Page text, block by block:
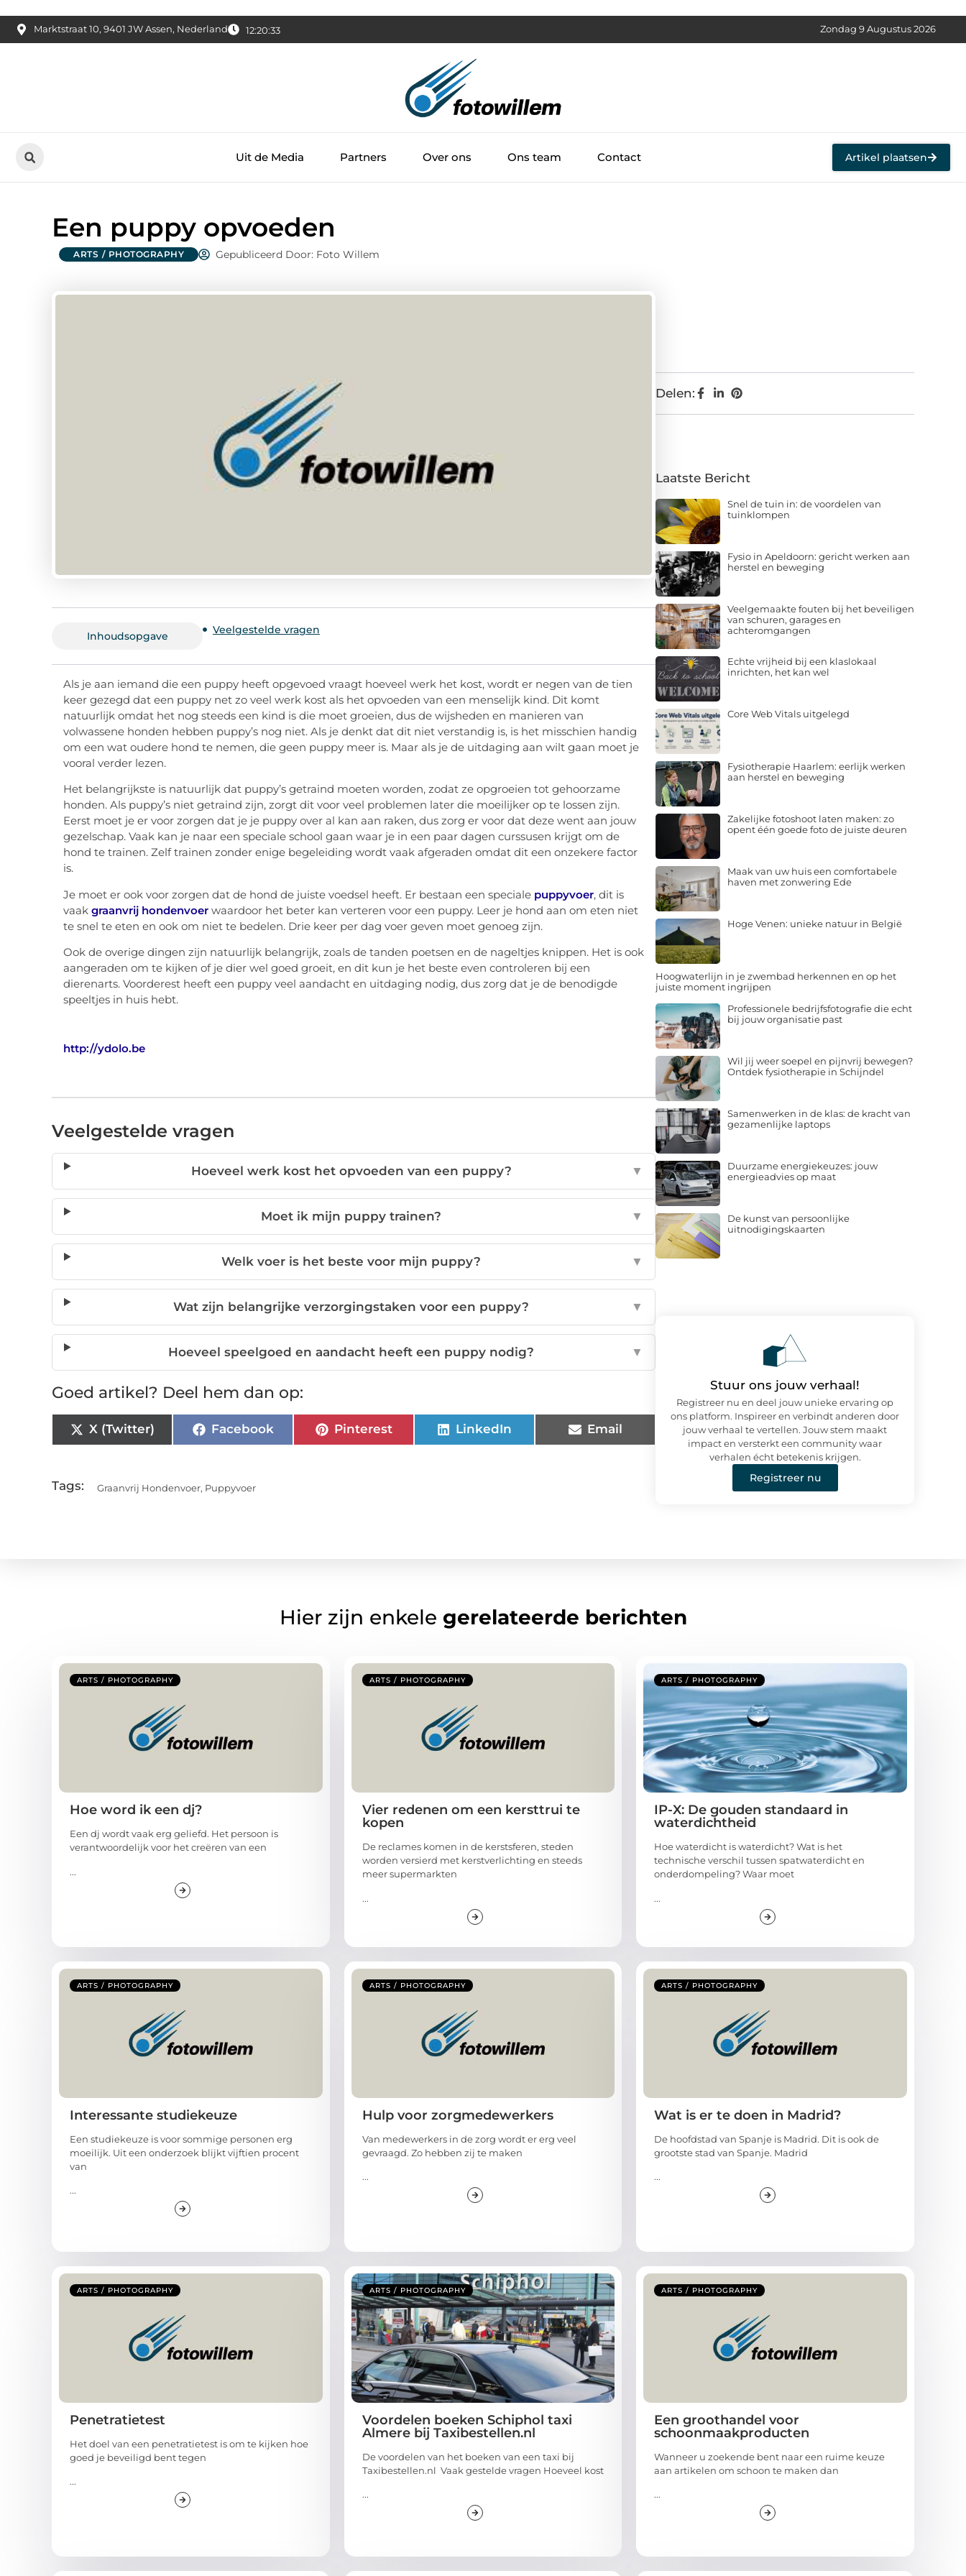
Marktstraat 10, 9401 JW Assen, Nederland 12:20:34 Zondag 9 Augustus 2026
Artikel plaatsen
Een puppy opvoeden
ARTS / PHOTOGRAPHY Gepubliceerd Door: Foto Willem
Inhoudsopgave Veelgestelde vragen
Als je aan iemand die een puppy heeft opgevoed vraagt hoeveel werk het kost, wordt er negen van de tien
keer gezegd dat een puppy net zo veel werk kost als het opvoeden van een menselijk kind. Dit komt
natuurlijk omdat het nog steeds een kind is die moet groeien, dus de wijsheden en manieren van
volwassene honden hebben puppy’s nog niet. Als je denkt dat dit niet verstandig is, is het misschien handig
om een wat oudere hond te nemen, die geen puppy meer is. Maar als je de uitdaging aan wilt gaan moet je
vooral verder lezen.
Het belangrijkste is natuurlijk dat puppy’s getraind moeten worden, zodat ze opgroeien tot gehoorzame
honden. Als puppy’s niet getraind zijn, zorgt dit voor veel problemen later die moeilijker op te lossen zijn.
Eerst moet je er voor zorgen dat je je puppy over al kan aan raken, dus zorg er voor dat deze went aan jouw
gezelschap. Vaak kan je naar een speciale school gaan waar je in een paar dagen curssusen krijgt om de
hond te trainen. Zelf trainen zonder enige begeleiding wordt vaak afgeraden omdat dit een onzekere factor
is.
Je moet er ook voor zorgen dat de hond de juiste voedsel heeft. Er bestaan een speciale puppyvoer, dit is
vaak graanvrij hondenvoer waardoor het beter kan verteren voor een puppy. Leer je hond aan om eten niet
te snel te eten en ook om niet te bedelen. Drie keer per dag voer geven moet genoeg zijn.
Ook de overige dingen zijn natuurlijk belangrijk, zoals de tanden poetsen en de nageltjes knippen. Het is ook
aangeraden om te kijken of je dier wel goed groeit, en dit kun je het beste even controleren bij een
dierenarts. Voorderest heeft een puppy veel aandacht en uitdaging nodig, dus zorg dat je de benodigde
speeltjes in huis hebt.
http://ydolo.be
Veelgestelde vragen
Hoeveel werk kost het opvoeden van een puppy? ▼
Moet ik mijn puppy trainen? ▼
Welk voer is het beste voor mijn puppy? ▼
Wat zijn belangrijke verzorgingstaken voor een puppy? ▼
Hoeveel speelgoed en aandacht heeft een puppy nodig? ▼
Goed artikel? Deel hem dan op:
X (Twitter) Facebook Pinterest LinkedIn Email
Tags: Graanvrij Hondenvoer, Puppyvoer
Delen:
Laatste Bericht
Snel de tuin in: de voordelen van
tuinklompen
Fysio in Apeldoorn: gericht werken aan
herstel en beweging
Veelgemaakte fouten bij het beveiligen
van schuren, garages en
achteromgangen
Echte vrijheid bij een klaslokaal
inrichten, het kan wel
Core Web Vitals uitgelegd
Fysiotherapie Haarlem: eerlijk werken
aan herstel en beweging
Zakelijke fotoshoot laten maken: zo
opent één goede foto de juiste deuren
Maak van uw huis een comfortabele
haven met zonwering Ede
Hoge Venen: unieke natuur in België
Hoogwaterlijn in je zwembad herkennen en op het
juiste moment ingrijpen
Professionele bedrijfsfotografie die echt
bij jouw organisatie past
Wil jij weer soepel en pijnvrij bewegen?
Ontdek fysiotherapie in Schijndel
Samenwerken in de klas: de kracht van
gezamenlijke laptops
Duurzame energiekeuzes: jouw
energieadvies op maat
De kunst van persoonlijke
uitnodigingskaarten
Stuur ons jouw verhaal!
Registreer nu en deel jouw unieke ervaring op
ons platform. Inspireer en verbindt anderen door
jouw verhaal te vertellen. Jouw stem maakt
impact en versterkt een community waar
verhalen écht betekenis krijgen.
Registreer nu
Hier zijn enkele gerelateerde berichten
ARTS / PHOTOGRAPHY
Hoe word ik een dj?
Een dj wordt vaak erg geliefd. Het persoon is
verantwoordelijk voor het creëren van een
...
ARTS / PHOTOGRAPHY
Vier redenen om een kersttrui te
kopen
De reclames komen in de kerstsferen, steden
worden versierd met kerstverlichting en steeds
meer supermarkten
...
ARTS / PHOTOGRAPHY
IP-X: De gouden standaard in
waterdichtheid
Hoe waterdicht is waterdicht? Wat is het
technische verschil tussen spatwaterdicht en
onderdompeling? Waar moet
...
ARTS / PHOTOGRAPHY
Interessante studiekeuze
Een studiekeuze is voor sommige personen erg
moeilijk. Uit een onderzoek blijkt vijftien procent
van
...
ARTS / PHOTOGRAPHY
Hulp voor zorgmedewerkers
Van medewerkers in de zorg wordt er erg veel
gevraagd. Zo hebben zij te maken
...
ARTS / PHOTOGRAPHY
Wat is er te doen in Madrid?
De hoofdstad van Spanje is Madrid. Dit is ook de
grootste stad van Spanje. Madrid
...
ARTS / PHOTOGRAPHY
Penetratietest
Het doel van een penetratietest is om te kijken hoe
goed je beveiligd bent tegen
...
ARTS / PHOTOGRAPHY
Voordelen boeken Schiphol taxi
Almere bij Taxibestellen.nl
De voordelen van het boeken van een taxi bij
Taxibestellen.nl Vaak gestelde vragen Hoeveel kost
...
ARTS / PHOTOGRAPHY
Een groothandel voor
schoonmaakproducten
Wanneer u zoekende bent naar een ruime keuze
aan artikelen om schoon te maken dan
...